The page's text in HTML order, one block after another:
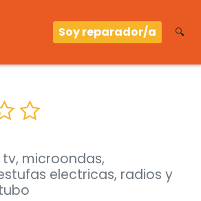
Soy reparador/a 🔍
microondas,
electricas, radios y